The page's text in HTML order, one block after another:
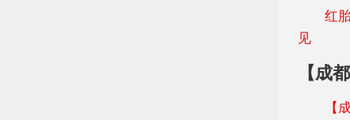
红胎
见
【成
【成